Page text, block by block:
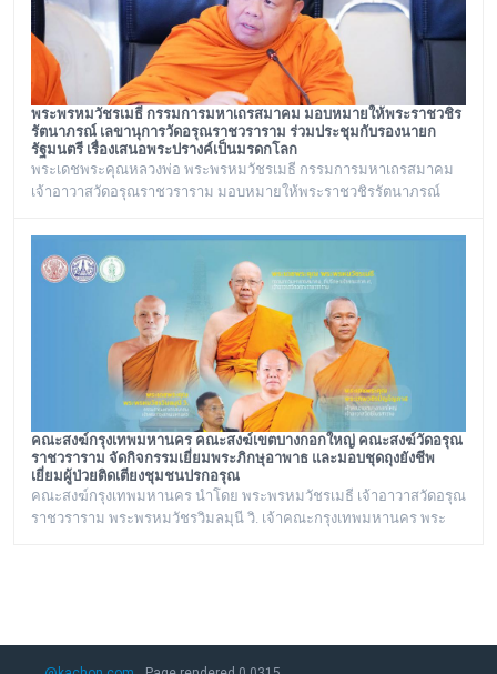
พระพรหมวัชรเมธี กรรมการมหาเถรสมาคม มอบหมายให้พระราชวชิร
รัตนาภรณ์ เลขานุการวัดอรุณราชวราราม ร่วมประชุมกับรองนายก
รัฐมนตรี เรื่องเสนอพระปรางค์เป็นมรดกโลก
พระเดชพระคุณหลวงพ่อ พระพรหมวัชรเมธี กรรมการมหาเถรสมาคม
เจ้าอาวาสวัดอรุณราชวราราม มอบหมายให้พระราชวชิรรัตนาภรณ์
รัฐมนตรี เรื่องเสนอพระปรางค์เป็นมรดกโลก ณ ทำเนียบรัฐบาล
คณะสงฆ์กรุงเทพมหานคร คณะสงฆ์เขตบางกอกใหญ่ คณะสงฆ์วัดอรุณ
ราชวราราม จัดกิจกรรมเยี่ยมพระภิกษุอาพาธ และมอบชุดถุงยังชีพ
เยี่ยมผู้ป่วยติดเตียงชุมชนปรกอรุณ
คณะสงฆ์กรุงเทพมหานคร นำโดย พระพรหมวัชรเมธี เจ้าอาวาสวัดอรุณ
ราชวราราม พระพรหมวัชรวิมลมุนี วิ. เจ้าคณะกรุงเทพมหานคร พระ